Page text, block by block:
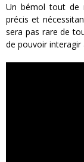
Un bémol tout de
précis et
sera pas rare de
de pouvoir interagir